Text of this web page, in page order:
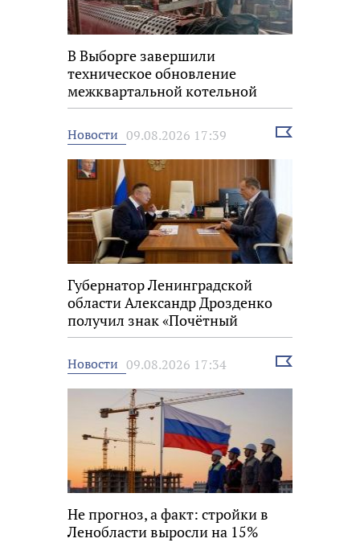
В Выборге завершили
техническое обновление
межквартальной котельной
Новости 09.08.2026 17:39
Выбрать
Губернатор Ленинградской
области Александр Дрозденко
получил знак «Почётный
строитель России»
Новости 09.08.2026 17:34
Выбрать
Не прогноз, а факт: стройки в
Ленобласти выросли на 15%